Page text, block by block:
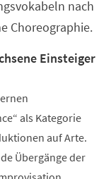
nach
Choreographie.
Einsteiger
als Kategorie
auf Arte.
Übergänge der